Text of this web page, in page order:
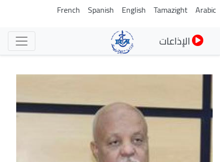
تجاوز
Arabic
Tamazight
English
Spanish
French
الإذاعات